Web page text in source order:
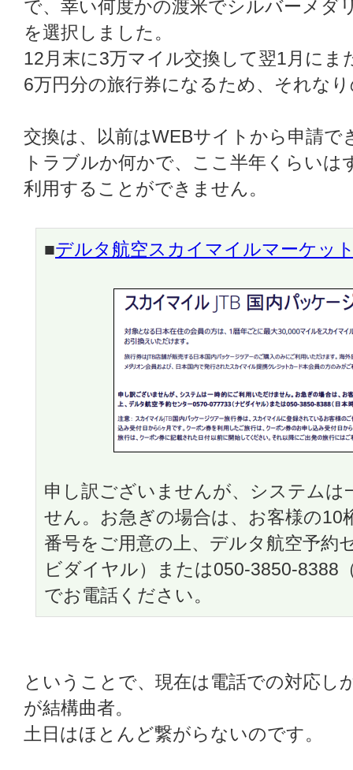
で、幸い何度かの渡米でシルバーメダ
を選択しました。
12月末に3万マイル交換して翌1月に
6万円分の旅行券になるため、それな
交換は、以前はWEBサイトから申請
トラブルか何かで、ここ半年くらい
利用することができません。
■デルタ航空スカイマイルマーケッ
申し訳ございませんが、システムは
せん。お急ぎの場合は、お客様の10
番号をご用意の上、デルタ航空予約
ビダイヤル）または050-3850-8388
でお電話ください。
ということで、現在は電話での対応し
が結構曲者。
土日はほとんど繋がらないのです。